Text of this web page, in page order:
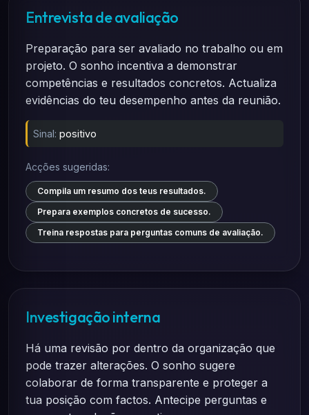
Entrevista de avaliação
Preparação para ser avaliado no trabalho ou em
projeto. O sonho incentiva a demonstrar
competências e resultados concretos. Actualiza
evidências do teu desempenho antes da reunião.
Sinal: positivo
Acções sugeridas:
Compila um resumo dos teus resultados.
Prepara exemplos concretos de sucesso.
Treina respostas para perguntas comuns de avaliação.
Investigação interna
Há uma revisão por dentro da organização que
pode trazer alterações. O sonho sugere
colaborar de forma transparente e proteger a
tua posição com factos. Antecipe perguntas e